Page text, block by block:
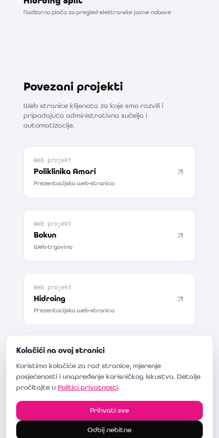
Nadzorna ploča za pregled elektronske javne nabave
Povezani projekti
Web stranice klijenata za koje smo razvili i
pripadajuća administrativna sučelja i
automatizacije.
Web projekt
Poliklinika Amari
Prezentacijska web-stranica
Web projekt
Bokun
Web-trgovina
Web projekt
Hidroing
Prezentacijska web-stranica
Web projekt
CoolPool
Web-trgovina
Kolačići na ovoj stranici
Koristimo kolačiće za rad stranice, mjerenje
posjećenosti i unapređenje korisničkog iskustva. Detalje
pročitajte u Politici privatnosti.
Prihvati sve
Odbij nebitne